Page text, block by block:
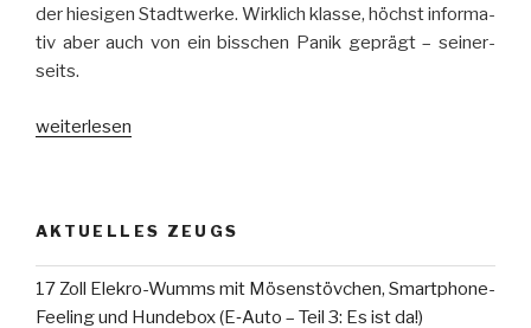
der hie­si­gen Stadt­werke. Wirk­lich klasse, höchst in­for­ma­
tiv aber auch von ein biss­chen Pa­nik ge­prägt – sei­ner­
seits.
„Von
hern
und
Elektrik­
weiterlesen
AK­TU­EL­LES ZEUGS
17 Zoll Ele­kro-Wumms mit Mö­sen­stöv­chen, Smart­phone-
Fee­ling und Hun­de­box (E‑Auto – Teil 3: Es ist da!)